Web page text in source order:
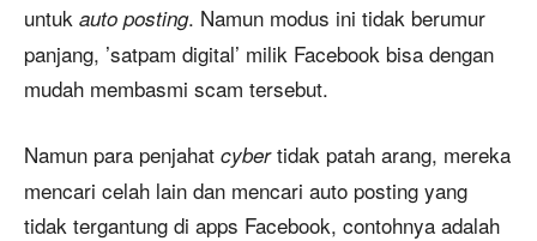
untuk auto posting. Namun modus ini tidak berumur
panjang, ’satpam digital’ milik Facebook bisa dengan
mudah membasmi scam tersebut.
Namun para penjahat cybertidak patah arang, mereka
mencari celah lain dan mencari auto posting yang
tidak tergantung di apps Facebook, contohnya adalah